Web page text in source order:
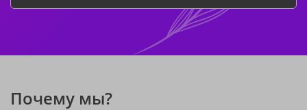
Почему мы?